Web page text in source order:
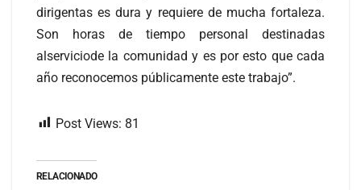
dirigentas es dura y requiere de mucha fortaleza.
Son horas de tiempo personal destinadas
alserviciode la comunidad y es por esto que cada
año reconocemos públicamente este trabajo”.
Post Views: 81
RELACIONADO